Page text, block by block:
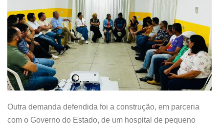
Outra demanda defendida foi a construção, em parceria
com o Governo do Estado, de um hospital de pequeno